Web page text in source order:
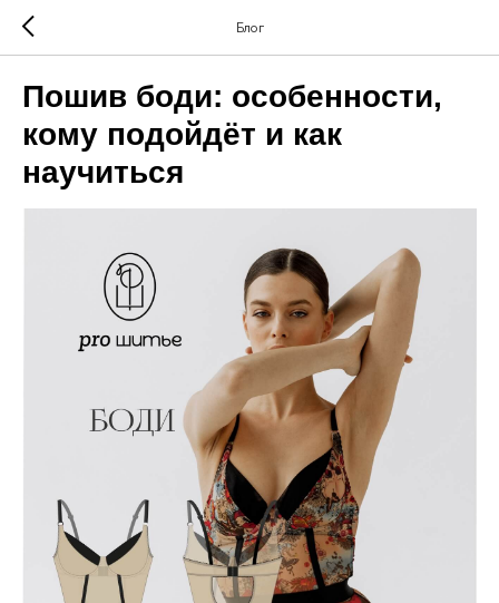
Блог
Пошив боди: особенности,
кому подойдёт и как
научиться